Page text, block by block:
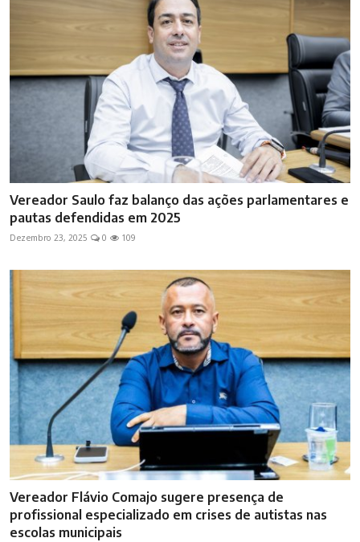
Vereador Saulo faz balanço das ações parlamentares e
pautas defendidas em 2025
Dezembro 23, 2025 0 109
Vereador Flávio Comajo sugere presença de
profissional especializado em crises de autistas nas
escolas municipais